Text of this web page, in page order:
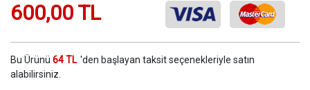
600,00 TL
Bu Ürünü 64 TL 'den başlayan taksit seçenekleriyle satın
alabilirsiniz.